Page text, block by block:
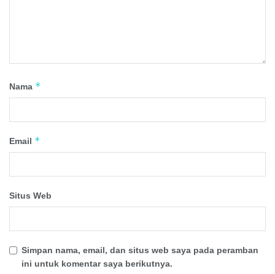
Nama *
Email *
Situs Web
Simpan nama, email, dan situs web saya pada peramban
ini untuk komentar saya berikutnya.